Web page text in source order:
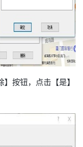
按钮，点击【是】